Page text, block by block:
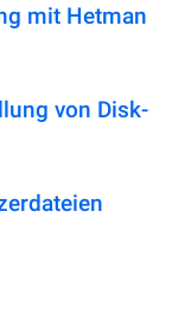
mit Hetman
von Disk-